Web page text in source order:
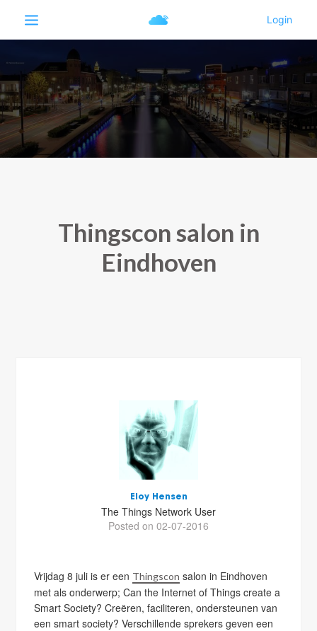
Thingscon salon in
Eindhoven
Eloy Hensen
The Things Network User
Posted on 02-07-2016
Vrijdag 8 juli is er een Thingscon salon in Eindhoven
met als onderwerp; Can the Internet of Things create a
Smart Society? Creëren, faciliteren, ondersteunen van
een smart society? Verschillende sprekers geven een